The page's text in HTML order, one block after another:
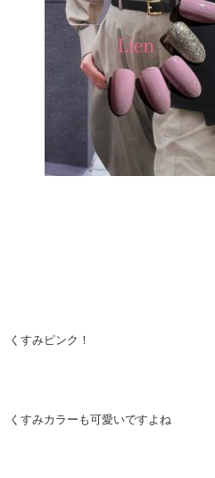
くすみピンク！
くすみカラーも可愛いですよね